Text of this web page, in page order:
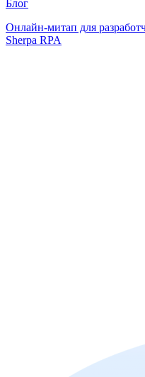
Блог
Онлайн-митап для
Sherpa RPA